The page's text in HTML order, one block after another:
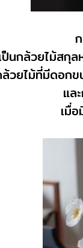
ป็นกล้วยไม้สกุ
ล้วยไม้ที่มีดอก
แล
เมื่